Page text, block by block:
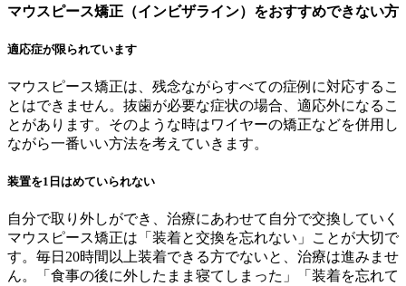
マウスピース矯正（インビザライン）をおすすめできない方
適応症が限られています
マウスピース矯正は、残念ながらすべての症例に対応するこ
とはできません。抜歯が必要な症状の場合、適応外になるこ
とがあります。そのような時はワイヤーの矯正などを併用し
ながら一番いい方法を考えていきます。
装置を1日はめていられない
自分で取り外しができ、治療にあわせて自分で交換していく
マウスピース矯正は「装着と交換を忘れない」ことが大切で
す。毎日20時間以上装着できる方でないと、治療は進みませ
ん。「食事の後に外したまま寝てしまった」「装着を忘れて